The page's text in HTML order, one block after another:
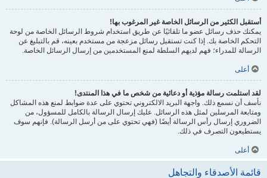
أستقبل الكثير من الرسائل الخاصة غير المرغوب بها!
يمكنك حذف رسائل عضو ما تلقائيًا عن طريق استخدام شروط الرسائل الخاصة من لوحة
التحكم الخاصة بك. إذا كنت تستقبل رسائل مزعجة من مستخدم بعينه، قم بالتبليغ عن
الرسالة للمدراء؛ فهم لديهم السلطة لمنع المستخدمين من إرسال الرسائل الخاصة.
أعلى
لقد استلمت رسالة مؤذية أو دعائية من شخص ما في هذا المنتدى!
نأسف أن نسمع ذلك. واجهة البريد الالكتروني تحتوي على عدة ضوابط لمنع هذه المشاكل
ومتابعة المرسلين لمثل هذه الرسائل. عليك إرسال الرسالة بالكامل للمسؤول، من
الضروري إرسال رأس الرسالة أيضًا (فهي تحتوي على من أرسل الرسالة). فإنهم سوف
يستطيعون التصرف في ذلك.
أعلى
قائمة الأصدقاء والتجاهل